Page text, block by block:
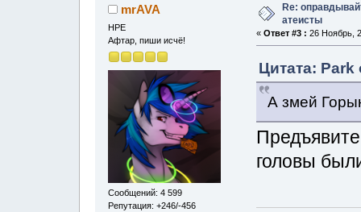
mrAVA
НРЕ
Афтар, пиши исчё!
Сообщений: 4 599
Репутация: +246/-456
Re:
атеисты
« Ответ #3 : 26 Ноябрь,
Цитата: Park
А змей
головы